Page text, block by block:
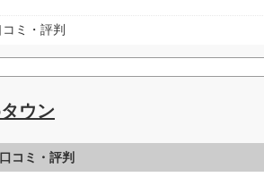
ミ・評判
ウン
コミ・評判